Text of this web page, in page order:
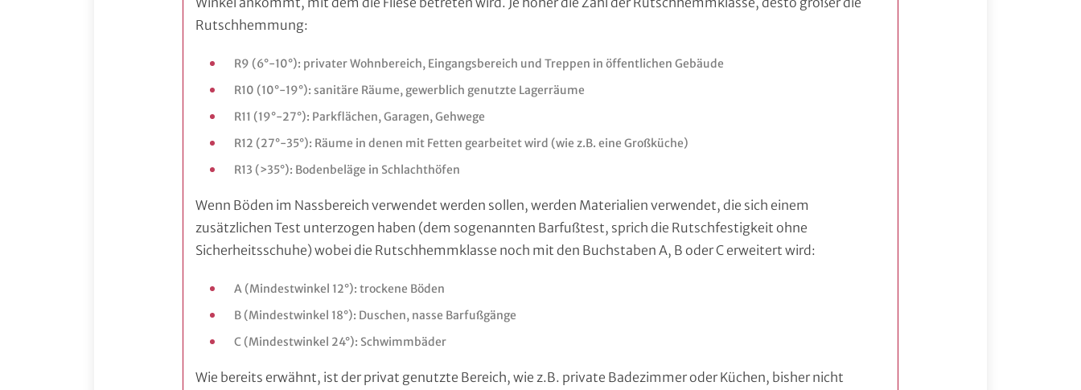
Rutschhemmung:
R9 (6°-10°): privater Wohnbereich, Eingangsbereich und Treppen in öffentlichen Gebäude
R10 (10°-19°): sanitäre Räume, gewerblich genutzte Lagerräume
R11 (19°-27°): Parkflächen, Garagen, Gehwege
R12 (27°-35°): Räume in denen mit Fetten gearbeitet wird (wie z.B. eine Großküche)
R13 (>35°): Bodenbeläge in Schlachthöfen
Wenn Böden im Nassbereich verwendet werden sollen, werden Materialien verwendet, die sich einem
zusätzlichen Test unterzogen haben (dem sogenannten Barfußtest, sprich die Rutschfestigkeit ohne
Sicherheitsschuhe) wobei die Rutschhemmklasse noch mit den Buchstaben A, B oder C erweitert wird:
A (Mindestwinkel 12°): trockene Böden
B (Mindestwinkel 18°): Duschen, nasse Barfußgänge
C (Mindestwinkel 24°): Schwimmbäder
Wie bereits erwähnt, ist der privat genutzte Bereich, wie z.B. private Badezimmer oder Küchen, bisher nicht